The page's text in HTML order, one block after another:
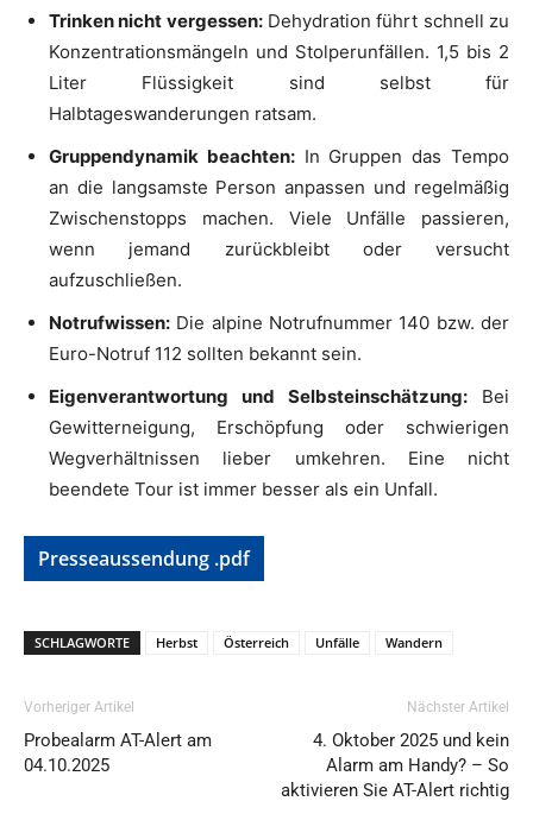
Trinken nicht vergessen:Dehydration führt schnell zu
Konzentrationsmängeln und Stolperunfällen. 1,5 bis 2
Liter Flüssigkeit sind selbst für
Halbtageswanderungen ratsam.
Gruppendynamik beachten:In Gruppen das Tempo
an die langsamste Person anpassen und regelmäßig
Zwischenstopps machen. Viele Unfälle passieren,
wenn jemand zurückbleibt oder versucht
aufzuschließen.
Notrufwissen: Die alpine Notrufnummer 140 bzw. der
Euro-Notruf 112 sollten bekannt sein.
Eigenverantwortung und Selbsteinschätzung: Bei
Gewitterneigung, Erschöpfung oder schwierigen
Wegverhältnissen lieber umkehren. Eine nicht
beendete Tour ist immer besser als ein Unfall.
Presseaussendung .pdf
SCHLAGWORTE Herbst Österreich Unfälle Wandern
Vorheriger Artikel
Probealarm AT-Alert am
04.10.2025
Nächster Artikel
4. Oktober 2025 und kein
Alarm am Handy? – So
aktivieren Sie AT-Alert richtig